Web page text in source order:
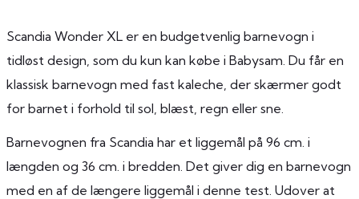
Scandia Wonder XL er en budgetvenlig barnevogn i
tidløst design, som du kun kan købe i Babysam. Du får en
klassisk barnevogn med fast kaleche, der skærmer godt
for barnet i forhold til sol, blæst, regn eller sne.
Barnevognen fra Scandia har et liggemål på 96 cm. i
længden og 36 cm. i bredden. Det giver dig en barnevogn
med en af de længere liggemål i denne test. Udover at